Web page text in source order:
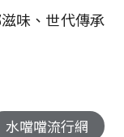
味、世代傳承
水噹噹流行網